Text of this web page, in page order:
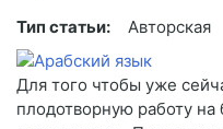
Тип статьи: Авторская
Для того чтобы уже
плодотворную работу